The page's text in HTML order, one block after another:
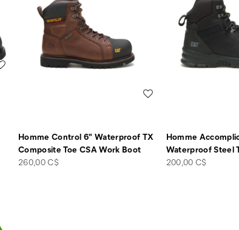
Liste de souhaits
Homme Control 6" Waterproof TX
Composite Toe CSA Work Boot
price
260,00 C$
Homme
Waterproof Steel
price
200,00 C$